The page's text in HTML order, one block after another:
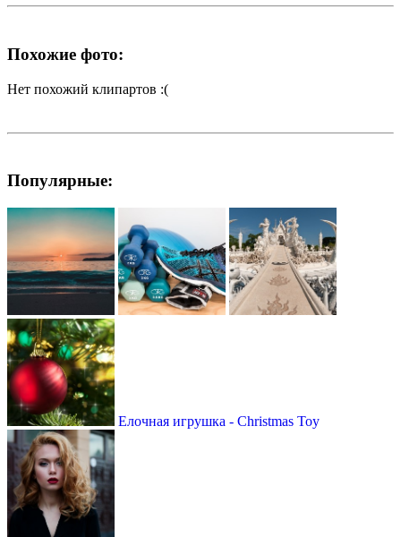
Похожие фото:
Нет похожий клипартов :(
Популярные:
Елочная игрушка - Christmas Toy